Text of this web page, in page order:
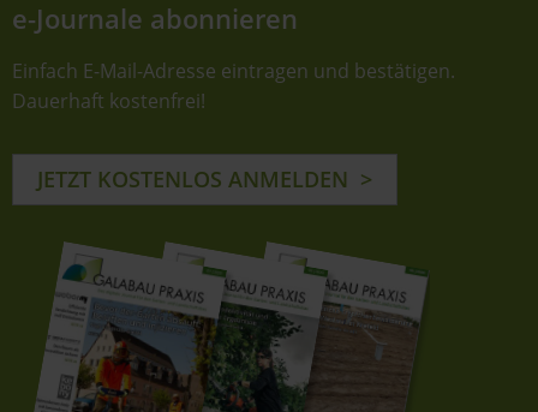
e-Journale abonnieren
Einfach E-Mail-Adresse eintragen und bestätigen.
Dauerhaft kostenfrei!
JETZT KOSTENLOS ANMELDEN